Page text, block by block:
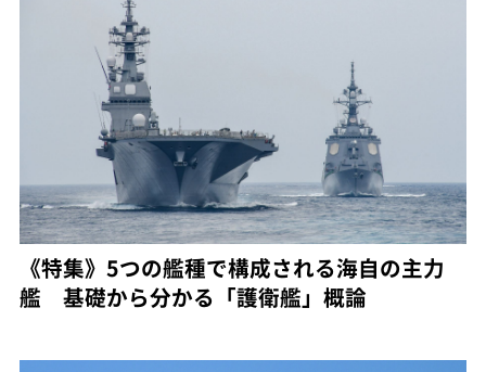
《特集》5つの艦種で構成される海自の主力
艦 基礎から分かる「護衛艦」概論